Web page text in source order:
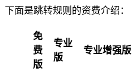
下面是跳转规则的资费介绍：
免
费
版
专业
版
专业增强版